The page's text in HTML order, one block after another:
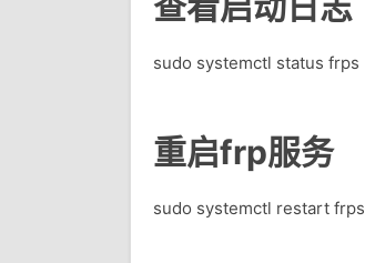
sudo systemctl status frps
重启frp服务
sudo systemctl restart frps